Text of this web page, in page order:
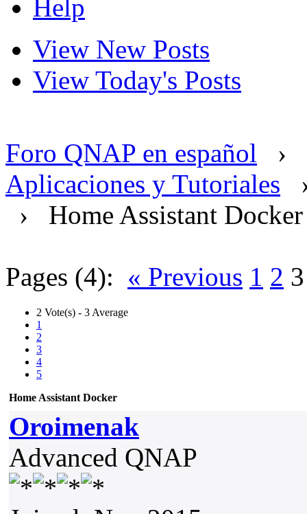
Help
View New Posts
View Today's Posts
Foro QNAP en español ›
Aplicaciones y Tutoriales
› Home Assistant Docker
Pages (4): « Previous 1 2 3
2 Vote(s) - 3 Average
1
2
3
4
5
Home Assistant Docker
Oroimenak
Advanced QNAP